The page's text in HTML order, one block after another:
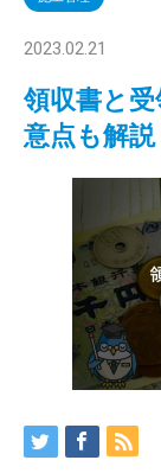
2023.02.21
領収書と
意点も解説